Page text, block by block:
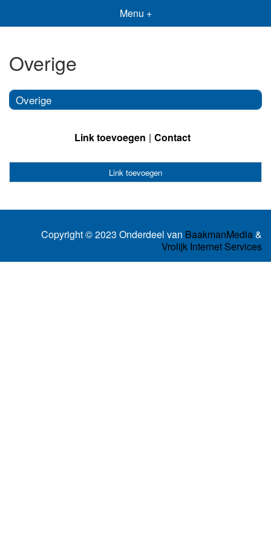
Menu +
Overige
Overige
Link toevoegen Contact
Link toevoegen
Copyright © 2023 Onderdeel van BaakmanMedia&
Vrolijk Internet Services